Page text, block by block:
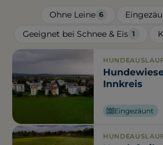
Ohne Leine 6
Geeignet bei Schnee & Eis 1
Innkreis
Eingezäunt